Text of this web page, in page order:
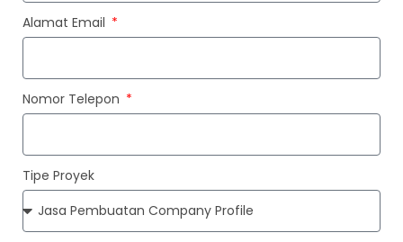
Alamat Email
Nomor Telepon
Tipe Proyek